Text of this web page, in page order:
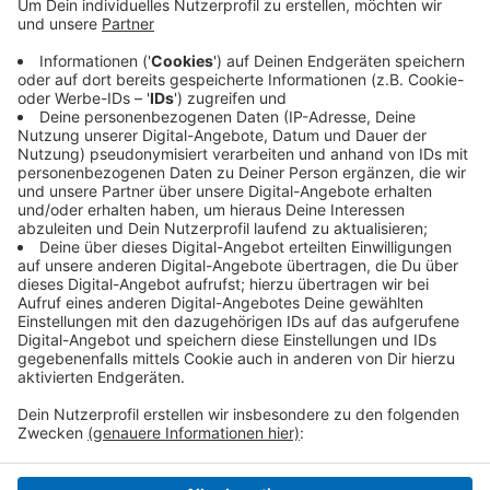
Unter anderem ist der Biergarten um das Dreifache
vergrößert worden und es wird auch kein
Rahmenprogramm geben. Auch wird es in diesem Jahr
keine freie Sitzplatzwahl geben können. Karten
werden außerdem nur Online und nicht an den üblichen
Verkaufsstellen verkauft. Die erste Vorstellung im
SWK Open Air Kinosoll in einem Monat stattfinden.
Anzeige
Anzeige